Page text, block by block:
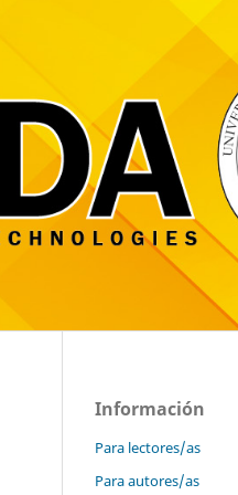
Información
Para lectores/as
Para autores/as